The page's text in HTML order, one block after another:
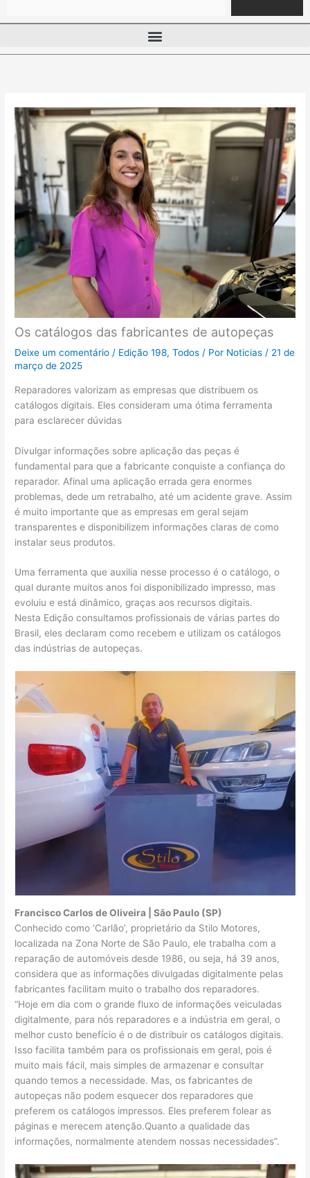
Os catálogos das fabricantes de autopeças
Deixe um comentário / Edição 198,Todos / Por Noticias / 21 de
março de 2025
Reparadores valorizam as empresas que distribuem os
catálogos digitais. Eles consideram uma ótima ferramenta
para esclarecer dúvidas
Divulgar informações sobre aplicação das peças é
fundamental para que a fabricante conquiste a confiança do
reparador. Afinal uma aplicação errada gera enormes
problemas, dede um retrabalho, até um acidente grave. Assim
é muito importante que as empresas em geral sejam
transparentes e disponibilizem informações claras de como
instalar seus produtos.
Uma ferramenta que auxilia nesse processo é o catálogo, o
qual durante muitos anos foi disponibilizado impresso, mas
evoluiu e está dinâmico, graças aos recursos digitais.
Nesta Edição consultamos profissionais de várias partes do
Brasil, eles declaram como recebem e utilizam os catálogos
das indústrias de autopeças.
Francisco Carlos de Oliveira | São Paulo (SP)
Conhecido como ‘Carlão’, proprietário da Stilo Motores,
localizada na Zona Norte de São Paulo, ele trabalha com a
reparação de automóveis desde 1986, ou seja, há 39 anos,
considera que as informações divulgadas digitalmente pelas
fabricantes facilitam muito o trabalho dos reparadores.
“Hoje em dia com o grande fluxo de informações veiculadas
digitalmente, para nós reparadores e a indústria em geral, o
melhor custo benefício é o de distribuir os catálogos digitais.
Isso facilita também para os profissionais em geral, pois é
muito mais fácil, mais simples de armazenar e consultar
quando temos a necessidade. Mas, os fabricantes de
autopeças não podem esquecer dos reparadores que
preferem os catálogos impressos. Eles preferem folear as
páginas e merecem atenção.Quanto a qualidade das
informações, normalmente atendem nossas necessidades”.